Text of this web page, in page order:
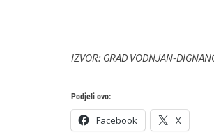
IZVOR: GRAD VODNJAN-
Podjeli ovo:
Facebook X